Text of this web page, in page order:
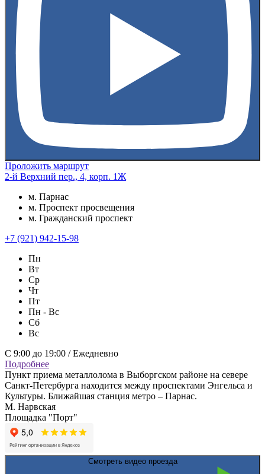
Проложить маршрут
2-й Верхний пер., 4, корп. 1Ж
м. Парнас
м. Проспект просвещения
м. Гражданский проспект
+7 (921) 942-15-98
Пн
Вт
Ср
Чт
Пт
Пн - Вс
Сб
Вс
С 9:00 до 19:00 / Ежедневно
Подробнее
Пункт приема металлолома в Выборгском районе на севере
Санкт-Петербурга находится между проспектами Энгельса и
Культуры. Ближайшая станция метро – Парнас.
М. Нарвская
Площадка "Порт"
Смотреть видео проезда